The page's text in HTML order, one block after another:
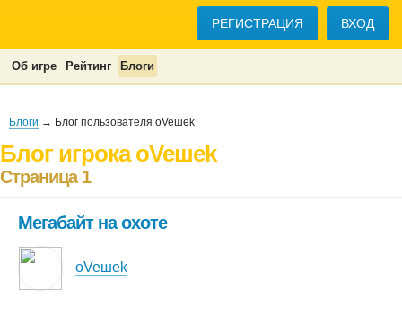
РЕГИСТРАЦИЯ ВХОД
Об игре Рейтинг Блоги
Блоги → Блог пользователя oVeшеk
Блог игрока oVeшеk
Страница 1
Мегабайт на охоте
oVeшеk